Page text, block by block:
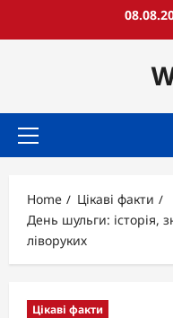
Primary
Home
Цікаві факти
День шульги: історія,
ліворуких
Цікаві факти